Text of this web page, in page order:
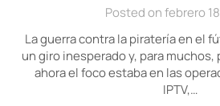
Posted on febrero
La guerra contra la piratería en el
un giro inesperado y, para
ahora el foco estaba en las
IPTV,…